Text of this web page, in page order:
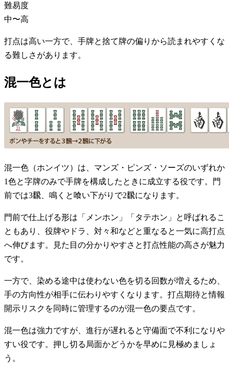
難易度
中〜高
打点は高い一方で、手牌と捨て牌の偏りから読まれやすくな
る難しさがあります。
混一色とは
混一色（ホンイツ）は、マンズ・ピンズ・ソーズのいずれか
1色と字牌のみで手牌を構成したときに成立する役です。門
前では3飜、鳴くと喰い下がりで2飜になります。
門前で仕上げる形は「メンホン」「タテホン」と呼ばれるこ
ともあり、役牌やドラ、対々和などと重なると一気に高打点
へ伸びます。見た目の分かりやすさと打点性能の高さが魅力
です。
一方で、染める途中は使わない色を切る回数が増えるため、
手の方向性が相手に伝わりやすくなります。打点期待と情報
開示リスクを同時に管理するのが混一色の要点です。
混一色は強力ですが、進行が遅れると守備面で不利になりや
すい役です。押し切る局面かどうかを早めに見極めましょ
う。